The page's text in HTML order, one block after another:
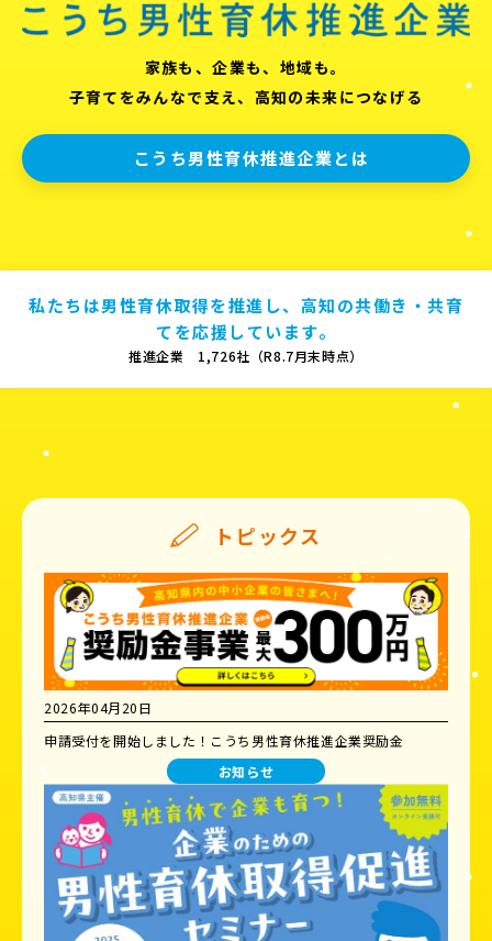
家族も、企業も、地域も。
子育てをみんなで支え、高知の未来につなげる
こうち男性育休推進企業とは
私たちは男性育休取得を推進し、高知の共働き・共育
てを応援しています。
推進企業 1,726社（R8.7月末時点）
トピックス
2026年04月20日
申請受付を開始しました！こうち男性育休推進企業奨励金
お知らせ